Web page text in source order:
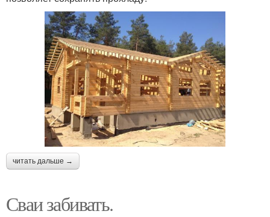
читать дальше →
Сваи забивать.